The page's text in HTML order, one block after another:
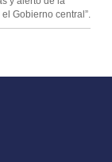
Gobierno central”.